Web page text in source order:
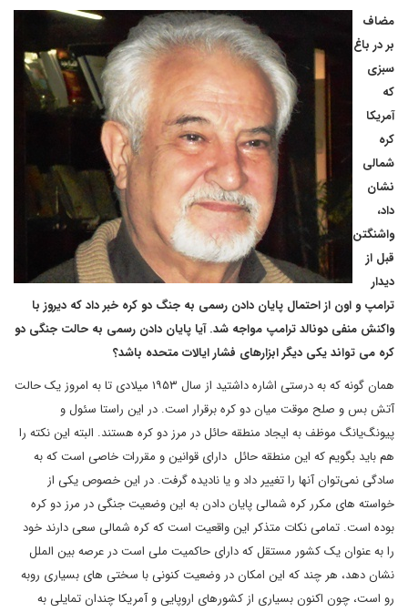
مضاف
بر در باغ
سبزی
که
آمریکا
کره
شمالی
نشان
داد،
واشنگتن
قبل از
دیدار
ترامپ و اون از احتمال پایان دادن رسمی به جنگ دو کره خبر داد که دیروز با
واکنش منفی دونالد ترامپ مواجه شد. آیا پایان دادن رسمی به حالت جنگی دو
کره می تواند یکی دیگر ابزارهای فشار ایالات متحده باشد؟
همان گونه که به درستی اشاره داشتید از سال ۱۹۵۳ میلادی تا به امروز یک حالت
آتش بس و صلح موقت میان دو کره برقرار است. در این راستا سئول و
پیونگ‌یانگ موظف به ایجاد منطقه حائل در مرز دو کره هستند. البته این نکته را
هم باید بگویم که این منطقه حائل دارای قوانین و مقررات خاصی است که به
سادگی نمی‌توان آنها را تغییر داد و یا نادیده گرفت. در این خصوص یکی از
خواسته های مکرر کره شمالی پایان دادن به این وضعیت جنگی در مرز دو کره
بوده است. تمامی نکات متذکر این واقعیت است که کره شمالی سعی دارند خود
را به عنوان یک کشور مستقل که دارای حاکمیت ملی است در عرصه بین الملل
نشان دهد، هر چند که این امکان در وضعیت کنونی با سختی های بسیاری روبه
رو است، چون اکنون بسیاری از کشورهای اروپایی و آمریکا چندان تمایلی به